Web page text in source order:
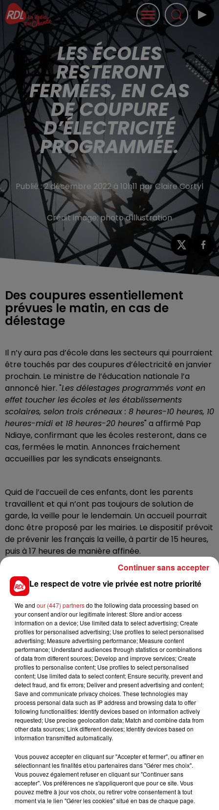
LES ÉCOLES
RESTERONT
FERMÉES, EN CAS
DE COUPURE
D’ÉLECTRICITÉ
PROGRAMMÉE.
Publié : 2 décembre 2022 à 10h11 par Claire Cortyl
Crédit image:photo d'illustration
Des coupures essentiellement
prévues le matin, en cas de
délestage
Il n’y aura pas d’école dans les secteurs qui pourraient
être touchés par des coupures d’électricité en janvier
prochain. Le ministre de l’éducation nationale l’a
annoncé hier. "Les délestages programmés vont en
effet toucher les écoles et les établissements
scolaires, selon trois créneaux : 8 heures-10 heures, 10
heures-midi et 18 heures-20 heures" a affirmé Pap
Ndiaye, confirmant que les écoles resteront, dans ce
cas, fermées le matin. Annonces fraichement
accueillies par les syndicats enseignants.
Quid de l’accueil de ces enfants, dont les parents
travaillent et qui n’ont pas toujours de solution de
garde, la veille pour le lendemain. Un accueil pourrait
donc être proposé par les mairies. Le dispositif prévoit
de prévenir les français la veille, à partir de 15 heures,
puis à 17 heures de manière affinée.
Mais ces coupures n’auront pas lieu, si chacun fait un
effort, et si tout le monde n’allume pas sa plaque de
cuisson à 19 heures, assure le gouvernement. Les
transports pourraient également être impactés, mais
pas les sites critiques.
En cause, un niveau de production d’électricité au plus
bas, lié à l’indisponibilité de la moitié du parc nucléaire
français, et la guerre en Ukraine, qui a pénalisé
l’approvisionnement en gaz en Europe, à partir duquel
certains de nos voisins produisent de l’électricité.
FIL D'ACTUS
Le respect de votre vie privée est notre priorité
We and our (447) partnersdo the following data processing based on
your consent and/or our legitimate interest: Store and/or access
information on a device; Use limited data to select advertising; Create
profiles for personalised advertising; Use profiles to select personalised
advertising; Measure advertising performance; Measure content
performance; Understand audiences through statistics or combinations
of data from different sources; Develop and improve services; Create
profiles to personalise content; Use profiles to select personalised
content; Use limited data to select content; Ensure security, prevent and
detect fraud, and fix errors; Deliver and present advertising and content;
Save and communicate privacy choices. These technologies may
process personal data such as IP address and browsing data to offer
following functionalities: Identify devices based on information actively
requested; Use precise geolocation data; Match and combine data from
other data sources; Link different devices; Identify devices based on
information transmitted automatically.
Vous pouvez accepter en cliquant sur "Accepter et fermer", ou affiner en
sélectionnant les finalités et/ou partenaires dans "Gérer mes choix".
Vous pouvez également refuser en cliquant sur "Continuer sans
accepter". Vos préférences ne s'appliqueront que pour ce site. Vous
pouvez mettre à jour vos choix, ou retirer votre consentement à tout
moment via le lien "Gérer les cookies" situé en bas de chaque page.
Continuer sans accepter